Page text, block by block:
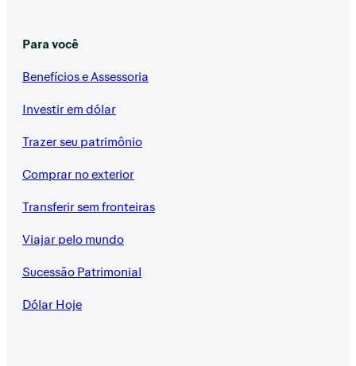
Para você
Benefícios e Assessoria
Investir em dólar
Trazer seu patrimônio
Comprar no exterior
Transferir sem fronteiras
Viajar pelo mundo
Sucessão Patrimonial
Dólar Hoje